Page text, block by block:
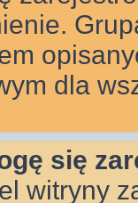
dla
się
witryny